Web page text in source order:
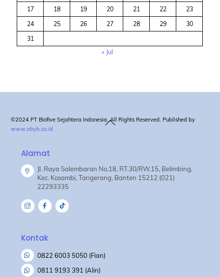
17
18 19 20 21 22
23
24
25 26 27 28 29
30
31
« Jul
Back
©2024 PT Biofive Sejahtera Indonesia. All Rights Reserved. Published by
www.ebyb.co.id
Alamat
Jl. Raya Salembaran No.18, RT.30/RW.15, Belimbing,
Kec. Kosambi, Tangerang, Banten 15212 (021)
22293335
Kontak
0822 6003 5050 (Fian)
0811 9193 391 (Alin)